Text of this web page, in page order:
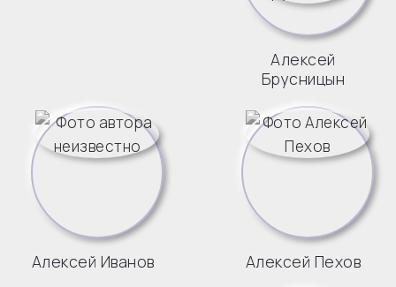
Алексей
Брусницын
Алексей Иванов
Алексей Пехов